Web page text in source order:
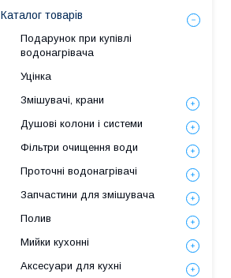
Каталог товарів
Подарунок при купівлі
водонагрівача
Уцінка
Змішувачі, крани
Душові колони і системи
Фільтри очищення води
Проточні водонагрівачі
Запчастини для змішувача
Полив
Мийки кухонні
Аксесуари для кухні